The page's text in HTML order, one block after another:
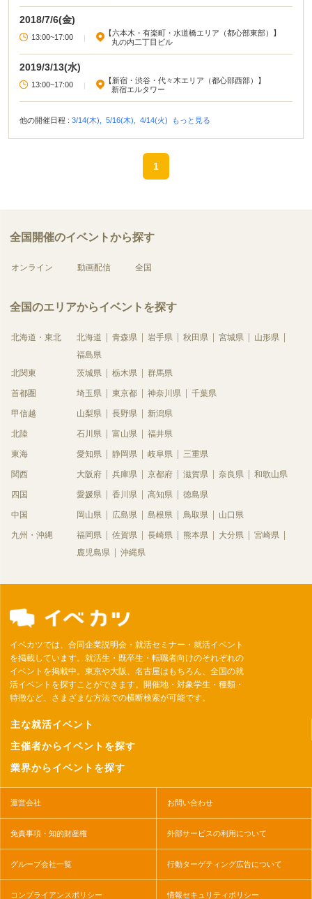
2018/7/6(金)
13:00~17:00 |
【六本木・有楽町・水道橋エリア（都心部東部）】
丸の内二丁目ビル
2019/3/13(水)
13:00~17:00 |
【新宿・渋谷・代々木エリア（都心部西部）】
新宿エルタワー
他の開催日程 : 3/14(木), 5/16(木), 4/14(火) もっと見る
1
全国開催のイベントから探す
オンライン 動画配信 全国
全国のエリアからイベントを探す
北海道・東北 北海道 青森県 岩手県 秋田県 宮城県
山形県
福島県
北関東
茨城県 栃木県 群馬県
首都圏 埼玉県 東京都 神奈川県 千葉県
甲信越 山梨県 長野県 新潟県
北陸 石川県 富山県 福井県
東海 愛知県 静岡県 岐阜県 三重県
関西 大阪府 兵庫県 京都府 滋賀県 奈良県 和歌山県
四国 愛媛県 香川県 高知県 徳島県
中国 岡山県 広島県 島根県 鳥取県 山口県
九州・沖縄 福岡県 佐賀県 長崎県 熊本県 大分県
宮崎県
鹿児島県
沖縄県
イベカツでは、合同企業説明会・就活セミナー・就活イベント
を掲載しています。就活生・既卒生・転職者向けのそれぞれの
イベントを掲載中。東京や大阪、名古屋はもちろん、全国の就
活イベントを探すことができます。開催地・対象学生・種類・
特徴など、さまざまな方法での横断検索が可能です。
主な就活イベント
主催者からイベントを探す
業界からイベントを探す
運営会社 お問い合わせ
免責事項・知的財産権 外部サービスの利用について
グループ会社一覧 行動ターゲティング広告について
コンプライアンスポリシー 情報セキュリティポリシー